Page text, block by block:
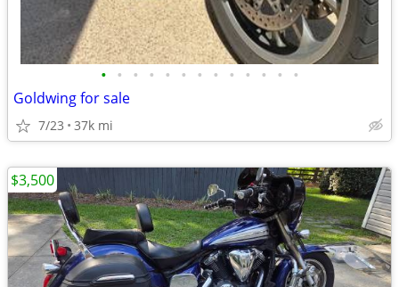
• • • • • • • • • • • • •
Goldwing for sale
7/23 37k mi
$3,500